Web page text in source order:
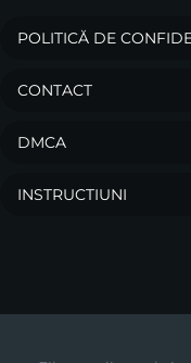
POLITICĂ DE
CONTACT
DMCA
INSTRUCTIUNI